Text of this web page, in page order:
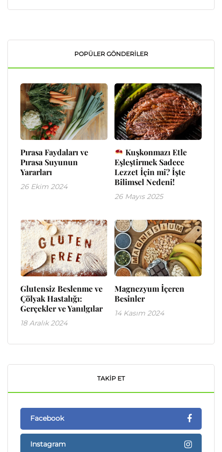
POPÜLER GÖNDERILER
Pırasa Faydaları ve
Pırasa Suyunun
Yararları
26 Ekim 2024
Kuşkonmazı Etle
Eşleştirmek Sadece
Lezzet İçin mi? İşte
Bilimsel Nedeni!
26 Mayıs 2025
Glutensiz Beslenme ve
Çölyak Hastalığı:
Gerçekler ve Yanılgılar
18 Aralık 2024
Magnezyum İçeren
Besinler
14 Kasım 2024
TAKIP ET
Facebook
Instagram